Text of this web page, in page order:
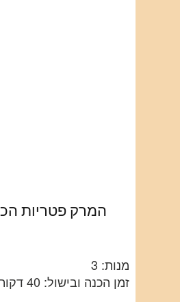
!המרק פטריות
מנות: 3
זמן הכנה ובישול: 40 דקות